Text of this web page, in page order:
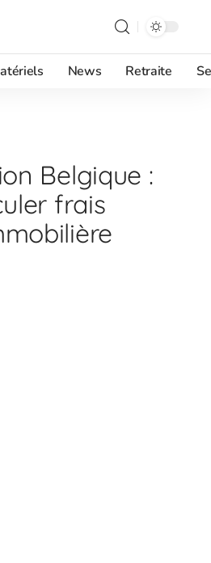
News Retraite
Belgique :
frais